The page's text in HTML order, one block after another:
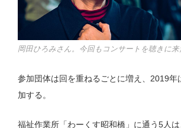
岡田ひろみさん。今回もコンサートを聴きに来
参加団体は回を重ねるごとに増え、2019年
加する。
福祉作業所「わーくす昭和橋」に通う5人